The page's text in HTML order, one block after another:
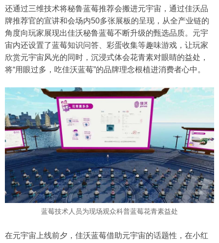
还通过三维技术将秘鲁蓝莓推荐会搬进元宇宙，通过佳沃品
牌推荐官的宣讲和会场内50多张展板的呈现，从全产业链的
角度向玩家展现出佳沃秘鲁蓝莓不断升级的甄选品质。元宇
宙内还设置了蓝莓知识问答、彩蛋收集等趣味游戏，让玩家
欣赏元宇宙风光的同时，沉浸式体会花青素对眼睛的益处，
将“用眼过多，吃佳沃蓝莓”的品牌理念根植进消费者心中。
蓝莓技术人员为现场观众科普蓝莓花青素益处
在元宇宙上线前夕，佳沃蓝莓借助元宇宙的话题性，在小红